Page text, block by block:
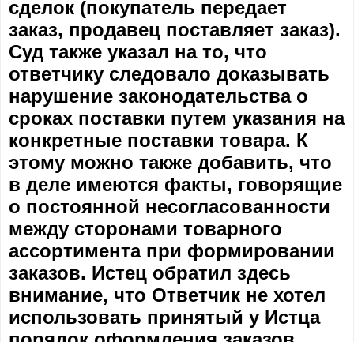
сделок (покупатель передает
заказ, продавец поставляет заказ).
Суд также указал на то, что
ответчику следовало доказывать
нарушение законодательства о
сроках поставки путем указания на
конкретные поставки товара. К
этому можно также добавить, что
в деле имеются факты, говорящие
о постоянной несогласованности
между сторонами товарного
ассортимента при формировании
заказов. Истец обратил здесь
внимание, что Ответчик не хотел
использовать принятый у Истца